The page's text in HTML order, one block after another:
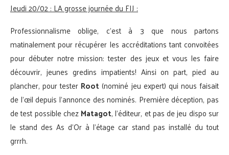
Jeudi 20/02 : LA grosse journée du FIJ :
Professionnalisme oblige, c’est à 3 que nous partons
matinalement pour récupérer les accréditations tant convoitées
pour débuter notre mission: tester des jeux et vous les faire
découvrir, jeunes gredins impatients! Ainsi on part, pied au
plancher, pour tester Root(nominé jeu expert) qui nous faisait
de l’œil depuis l’annonce des nominés. Première déception, pas
de test possible chezMatagot, l’éditeur, et pas de jeu dispo sur
le stand des As d’Or à l’étage car stand pas installé du tout
grrrh.